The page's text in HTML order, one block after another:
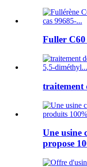
Fuller C60
traitement
Une usine
propose